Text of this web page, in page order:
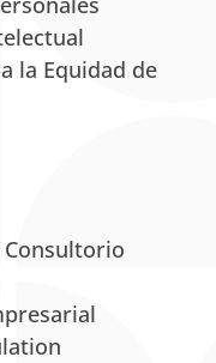
la Equidad de
Consultorio